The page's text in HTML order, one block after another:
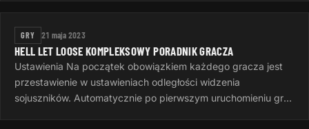
GRY 21 maja 2023
HELL LET LOOSE KOMPLEKSOWY PORADNIK GRACZA
Ustawienia Na początek obowiązkiem każdego gracza jest
przestawienie w ustawieniach odległości widzenia
sojuszników. Automatycznie po pierwszym uruchomieniu gry